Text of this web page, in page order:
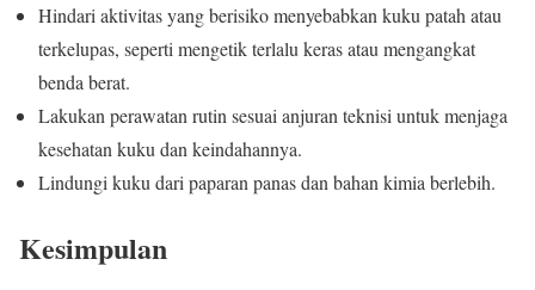
Hindari aktivitas yang berisiko menyebabkan kuku patah atau
terkelupas, seperti mengetik terlalu keras atau mengangkat
benda berat.
Lakukan perawatan rutin sesuai anjuran teknisi untuk menjaga
kesehatan kuku dan keindahannya.
Lindungi kuku dari paparan panas dan bahan kimia berlebih.
Kesimpulan